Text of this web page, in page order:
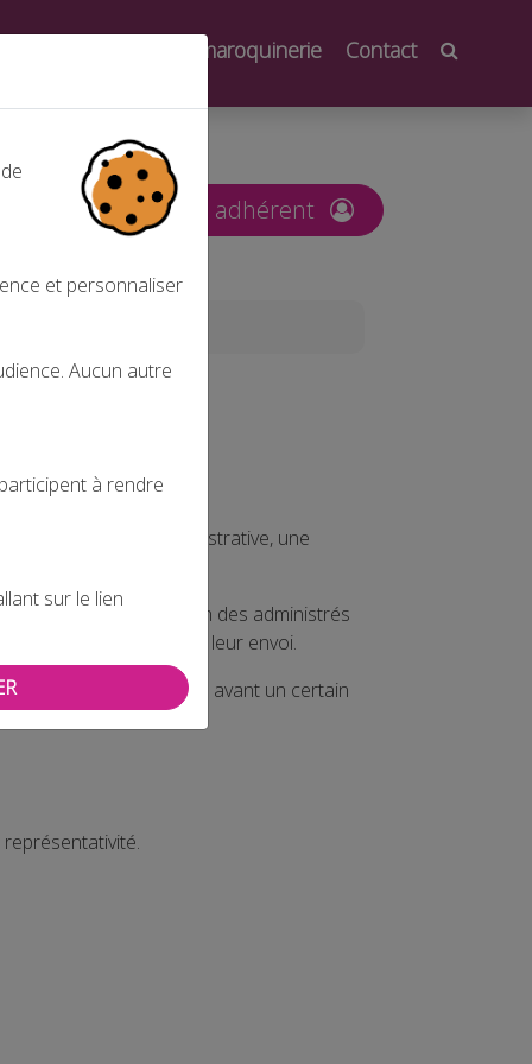
Salons de la maroquinerie Contact
Espace adhérent
à une autorité administrative, une
de l’information des administrés
une preuve de leur envoi.
par voie électronique avant un certain
et personnaliser
Aucun autre
à rendre
sur le lien